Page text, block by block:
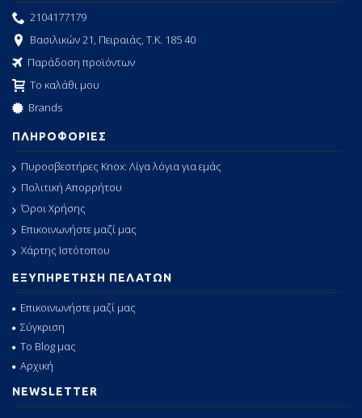
2104177179
Βασιλικών 21, Πειραιάς, Τ.Κ. 185 40
Παράδοση προϊόντων
Το καλάθι μου
Brands
ΠΛΗΡΟΦΟΡΙΕΣ
Πυροσβεστήρες Knox: Λίγα λόγια για εμάς
Πολιτική Απορρήτου
Όροι Χρήσης
Επικοινωνήστε μαζί μας
Χάρτης Ιστότοπου
ΕΞΥΠΗΡΕΤΗΣΗ ΠΕΛΑΤΩΝ
Επικοινωνήστε μαζί μας
Σύγκριση
Το Blog μας
Αρχική
NEWSLETTER